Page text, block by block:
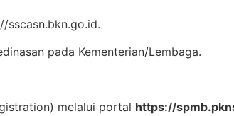
sscasn.bkn.go.id.
pada Kementerian/Lembaga.
melalui portal https://